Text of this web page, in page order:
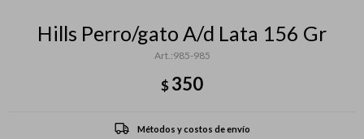
Hills Perro/gato A/d Lata 156 Gr
985-985
$350
Métodos y costos de envío